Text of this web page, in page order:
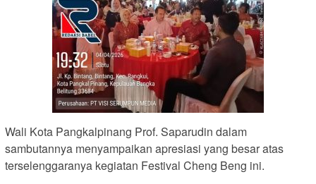
Wali Kota Pangkalpinang Prof. Saparudin dalam
sambutannya menyampaikan apresiasi yang besar atas
terselenggaranya kegiatan Festival Cheng Beng ini.